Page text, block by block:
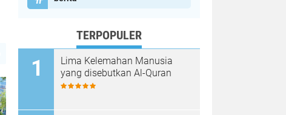
TERPOPULER
Lima Kelemahan Manusia
yang disebutkan Al-Quran